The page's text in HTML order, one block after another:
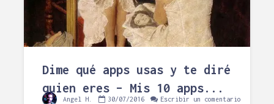
Dime qué apps usas y te diré
quien eres – Mis 10 apps...
Angel H. 30/07/2016 Escribir un comentario